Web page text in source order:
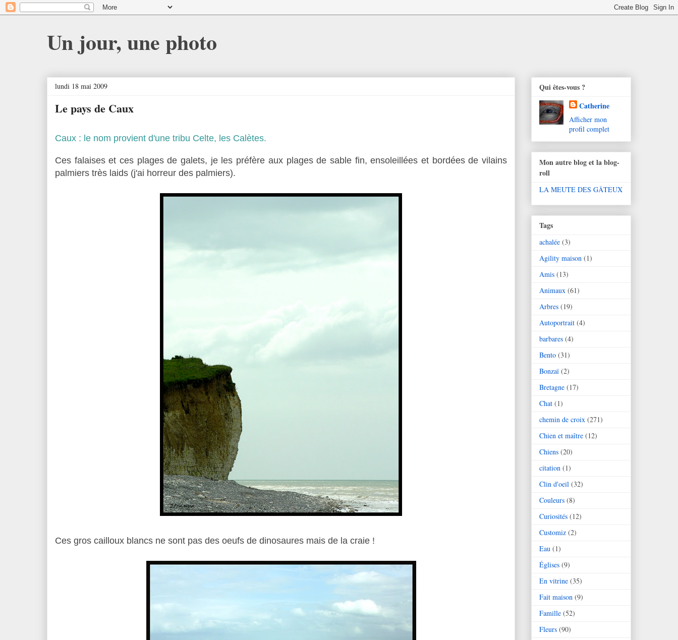
Un jour, une photo
lundi 18 mai 2009
Le pays de Caux
Caux : le nom provient d'une tribu Celte, les Calètes.
Ces falaises et ces plages de galets, je les préfère aux plages de sable fin, ensoleillées et bordées de vilains
palmiers très laids (j'ai horreur des palmiers).
Ces gros cailloux blancs ne sont pas des oeufs de dinosaures mais de la craie !
Qui êtes-vous ?
Catherine
Afficher mon
profil complet
Mon autre blog et la blog-
roll
LA MEUTE DES GÂTEUX
Tags
achalée (3)
Agility maison (1)
Amis (13)
Animaux (61)
Arbres (19)
Autoportrait (4)
barbares (4)
Bento (31)
Bonzaï (2)
Bretagne (17)
Chat (1)
chemin de croix (271)
Chien et maître (12)
Chiens (20)
citation (1)
Clin d'oeil (32)
Couleurs (8)
Curiosités (12)
Customiz (2)
Eau (1)
Églises (9)
En vitrine (35)
Fait maison (9)
Famille (52)
Fleurs (90)